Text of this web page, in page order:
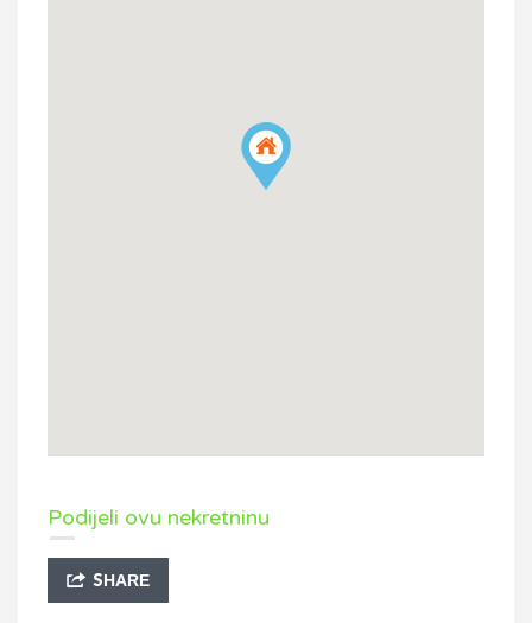
Podijeli ovu nekretninu
SHARE